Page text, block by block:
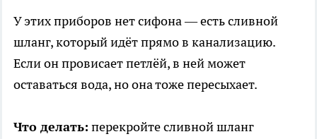
У этих приборов нет сифона — есть сливной
шланг, который идёт прямо в канализацию.
Если он провисает петлёй, в ней может
оставаться вода, но она тоже пересыхает.
Что делать: перекройте сливной шланг